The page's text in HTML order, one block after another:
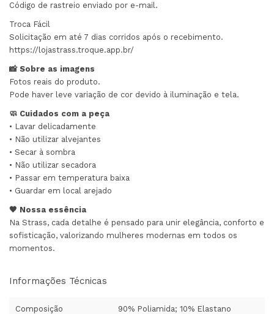
Código de rastreio enviado por e-mail.
Troca Fácil
Solicitação em até 7 dias corridos após o recebimento.
https://lojastrass.troque.app.br/
📸 Sobre as imagens
Fotos reais do produto.
Pode haver leve variação de cor devido à iluminação e tela.
🧼 Cuidados com a peça
• Lavar delicadamente
• Não utilizar alvejantes
• Secar à sombra
• Não utilizar secadora
• Passar em temperatura baixa
• Guardar em local arejado
🖤 Nossa essência
Na Strass, cada detalhe é pensado para unir elegância, conforto e
sofisticação, valorizando mulheres modernas em todos os
momentos.
Informações Técnicas
Composição 90% Poliamida; 10% Elastano